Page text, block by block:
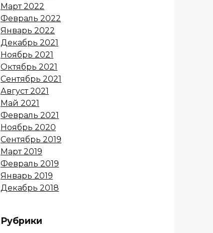
Март 2022
Февраль 2022
Январь 2022
Декабрь 2021
Ноябрь 2021
Октябрь 2021
Сентябрь 2021
Август 2021
Май 2021
Февраль 2021
Ноябрь 2020
Сентябрь 2019
Март 2019
Февраль 2019
Январь 2019
Декабрь 2018
Рубрики